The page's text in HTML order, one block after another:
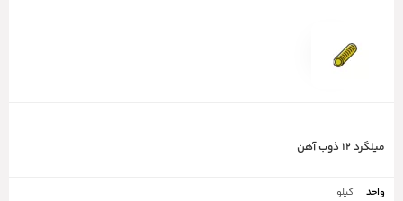
میلگرد ۱۲ ذوب آهن
کیلو